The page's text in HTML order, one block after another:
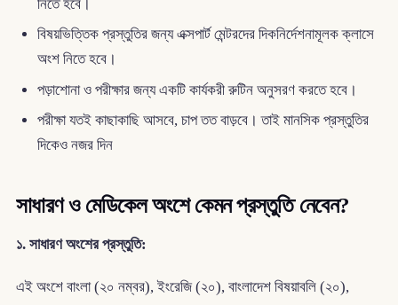
নিতে হবে।
বিষয়ভিত্তিক প্রস্তুতির জন্য এক্সপার্ট মেন্টরদের দিকনির্দেশনামূলক ক্লাসে
অংশ নিতে হবে।
পড়াশোনা ও পরীক্ষার জন্য একটি কার্যকরী রুটিন অনুসরণ করতে হবে।
পরীক্ষা যতই কাছাকাছি আসবে, চাপ তত বাড়বে। তাই মানসিক প্রস্তুতির
দিকেও নজর দিন
সাধারণ ও মেডিকেল অংশে কেমন প্রস্তুতি নেবেন?
১. সাধারণ অংশের প্রস্তুতি:
এই অংশে বাংলা (২০ নম্বর), ইংরেজি (২০), বাংলাদেশ বিষয়াবলি (২০),